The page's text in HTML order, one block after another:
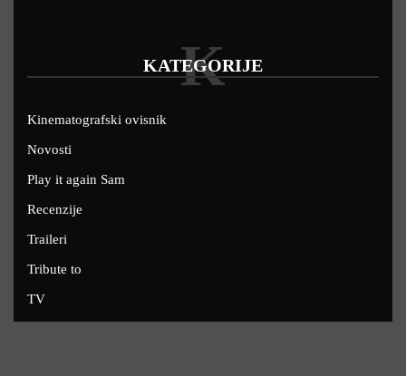
KATEGORIJE
K
Kinematografski ovisnik
Novosti
Play it again Sam
Recenzije
Traileri
Tribute to
TV